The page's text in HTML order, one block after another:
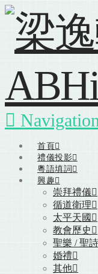
Navigation
首頁
禮儀投影
粵語填詞
興趣
崇拜禮儀
循道衛理
太平天國
教會歷史
聖樂 / 聖詩
婚禮
其他